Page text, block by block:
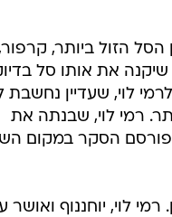
הזול ביותר,
כלומר, משק בית שיקנה את אותו סל
לרמי לוי, שעדיין
ל-279.83 שקלים, כלומר כ-30 אחוזים יותר. רמי לוי, שבנתה את
הסקר במקום
לוי, יוחננוף ואושר